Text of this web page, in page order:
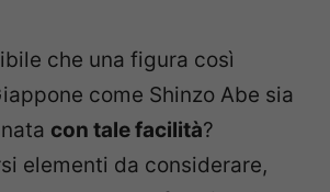
che una figura così
come Shinzo Abe sia
con tale facilità?
elementi da considerare,